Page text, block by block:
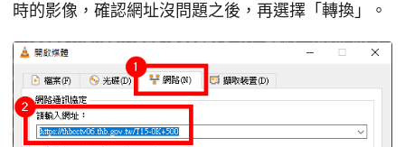
時的影像，確認網址沒問題之後，再選擇「轉換」。